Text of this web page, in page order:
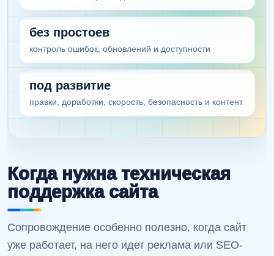
без простоев
контроль ошибок, обновлений и доступности
под развитие
правки, доработки, скорость, безопасность и контент
Когда нужна техническая
поддержка сайта
Сопровождение особенно полезно, когда сайт
уже работает, на него идет реклама или SEO-